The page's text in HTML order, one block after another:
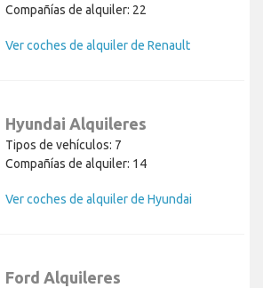
Compañías de alquiler: 22
Ver coches de alquiler de Renault
Hyundai Alquileres
Tipos de vehículos: 7
Compañías de alquiler: 14
Ver coches de alquiler de Hyundai
Ford Alquileres